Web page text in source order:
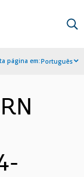
página em:Português